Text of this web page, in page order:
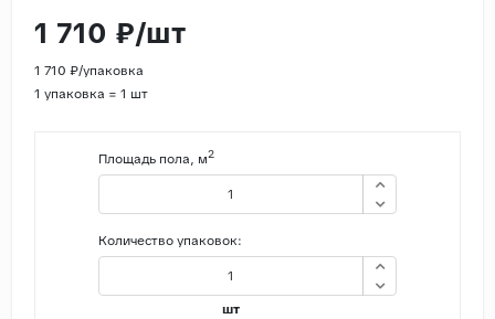
1 710 ₽/шт
1 710 ₽/упаковка
1 упаковка = 1 шт
Площадь пола, м2
Количество упаковок:
шт